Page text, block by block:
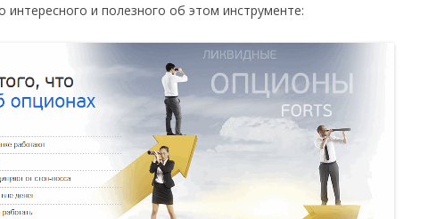
и полезного об этом инструменте: